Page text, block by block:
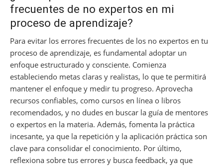
frecuentes de no expertos en mi
proceso de aprendizaje?
Para evitar los errores frecuentes de los no expertos en tu
proceso de aprendizaje, es fundamental adoptar un
enfoque estructurado y consciente. Comienza
estableciendo metas claras y realistas, lo que te permitirá
mantener el enfoque y medir tu progreso. Aprovecha
recursos confiables, como cursos en línea o libros
recomendados, y no dudes en buscar la guía de mentores
o expertos en la materia. Además, fomenta la práctica
incesante, ya que la repetición y la aplicación práctica son
clave para consolidar el conocimiento. Por último,
reflexiona sobre tus errores y busca feedback, ya que